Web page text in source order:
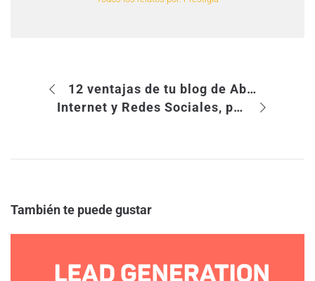
12 ventajas de tu blog de Abogado
Internet y Redes Sociales, ponencia de Jorge Mira en la V Conferencia Española de Self Storage
También te puede gustar